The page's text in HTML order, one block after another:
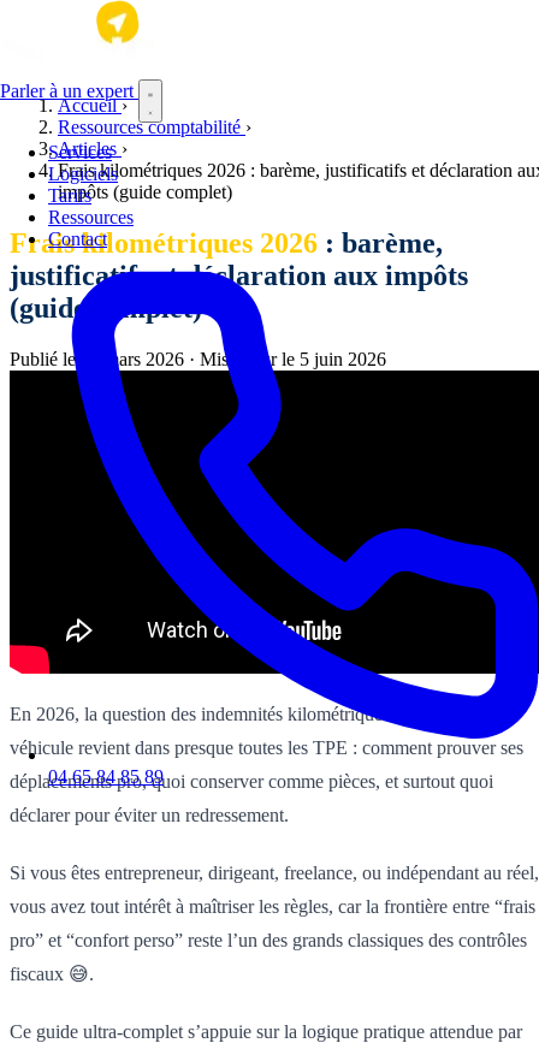
Aller au contenu principal
Parler à un expert
Services
Logiciels
Tarifs
Ressources
Contact
04 65 84 85 89
Accueil›
Ressources comptabilité ›
Articles ›
Frais kilométriques 2026 : barème, justificatifs et déclaration
impôts (guide complet)
Frais kilométriques 2026 : barème,
justificatifs et déclaration aux impôts
(guide complet)
Publié le 22 mars 2026 · Mis à jour le 5 juin 2026
En 2026, la question des indemnités kilométriques et des frais de
véhicule revient dans presque toutes les TPE : comment prouver ses
déplacements pro, quoi conserver comme pièces, et surtout quoi
déclarer pour éviter un redressement.
Si vous êtes entrepreneur, dirigeant, freelance, ou indépendant au réel,
vous avez tout intérêt à maîtriser les règles, car la frontière entre “frais
pro” et “confort perso” reste l’un des grands classiques des contrôles
fiscaux 😅.
Ce guide ultra-complet s’appuie sur la logique pratique attendue par